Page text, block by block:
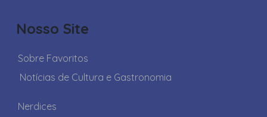
Nosso Site
Sobre Favoritos
Notícias de Cultura e Gastronomia
Nerdices